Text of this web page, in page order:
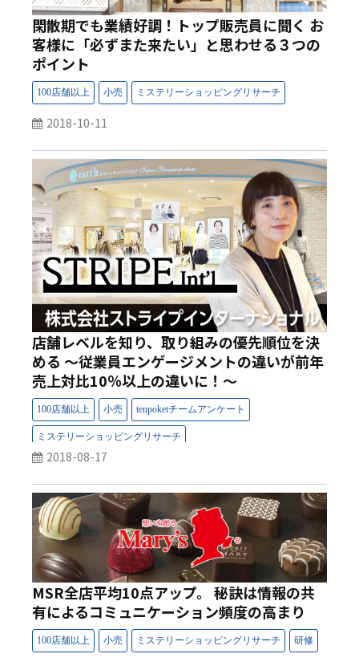
閑散期でも業績好調！トップ販売員に聞く お
客様に「必ずまた来たい」と思わせる３つの
ポイント
2018-10-11
店舗レベルを知り、取り組みの優先順位を決
める ～従業員エンゲージメントの違いが前年
売上対比10％以上の違いに！～
2018-08-17
MSR全店平均10点アップ。 秘訣は情報の共
有によるコミュニケーション頻度の高まり